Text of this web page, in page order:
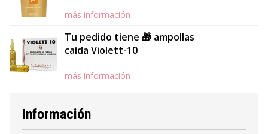
más información
Tu pedido tiene 🎁 ampollas
caída Violett-10
más información
Información